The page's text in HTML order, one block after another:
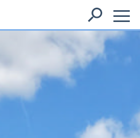
Rechercher